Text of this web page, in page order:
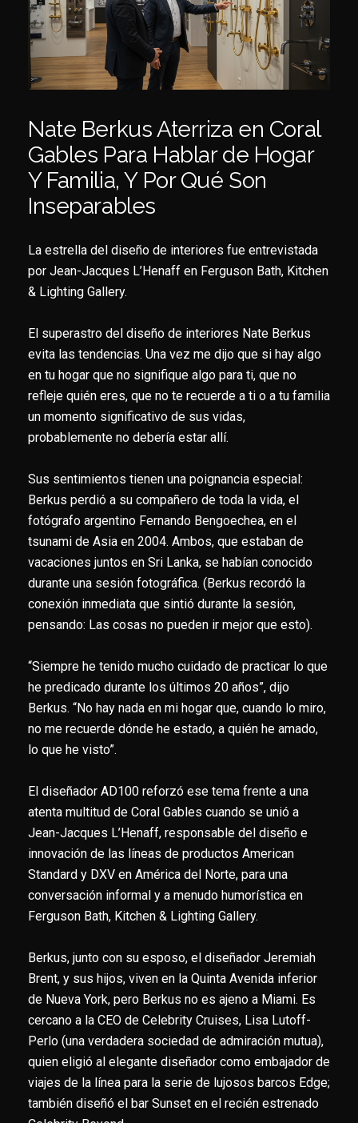
Nate Berkus Aterriza en Coral
Gables Para Hablar de Hogar
Y Familia, Y Por Qué Son
Inseparables
La estrella del diseño de interiores fue entrevistada
por Jean-Jacques L’Henaff en Ferguson Bath, Kitchen
& Lighting Gallery.
El superastro del diseño de interiores Nate Berkus
evita las tendencias. Una vez me dijo que si hay algo
en tu hogar que no signifique algo para ti, que no
refleje quién eres, que no te recuerde a ti o a tu familia
un momento significativo de sus vidas,
probablemente no debería estar allí.
Sus sentimientos tienen una poignancia especial:
Berkus perdió a su compañero de toda la vida, el
fotógrafo argentino Fernando Bengoechea, en el
tsunami de Asia en 2004. Ambos, que estaban de
vacaciones juntos en Sri Lanka, se habían conocido
durante una sesión fotográfica. (Berkus recordó la
conexión inmediata que sintió durante la sesión,
pensando: Las cosas no pueden ir mejor que esto).
“Siempre he tenido mucho cuidado de practicar lo que
he predicado durante los últimos 20 años”, dijo
Berkus. “No hay nada en mi hogar que, cuando lo miro,
no me recuerde dónde he estado, a quién he amado,
lo que he visto”.
El diseñador AD100 reforzó ese tema frente a una
atenta multitud de Coral Gables cuando se unió a
Jean-Jacques L’Henaff, responsable del diseño e
innovación de las líneas de productos American
Standard y DXV en América del Norte, para una
conversación informal y a menudo humorística en
Ferguson Bath, Kitchen & Lighting Gallery.
Berkus, junto con su esposo, el diseñador Jeremiah
Brent, y sus hijos, viven en la Quinta Avenida inferior
de Nueva York, pero Berkus no es ajeno a Miami. Es
cercano a la CEO de Celebrity Cruises, Lisa Lutoff-
Perlo (una verdadera sociedad de admiración mutua),
quien eligió al elegante diseñador como embajador de
viajes de la línea para la serie de lujosos barcos Edge;
también diseñó el bar Sunset en el recién estrenado